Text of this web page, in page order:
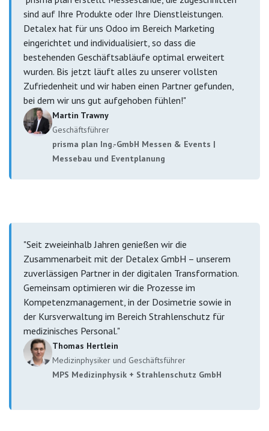
sind auf Ihre Produkte oder Ihre Dienstleistungen.
Detalex hat für uns Odoo im Bereich Marketing
eingerichtet und individualisiert, so dass die
bestehenden Geschäftsabläufe optimal erweitert
wurden. Bis jetzt läuft alles zu unserer vollsten
Zufriedenheit und wir haben einen Partner gefunden,
bei dem wir uns gut aufgehoben fühlen!"
Martin Trawny
Geschäftsführer
prisma plan Ing.-GmbH Messen & Events |
Messebau und Eventplanung
"Seit zweieinhalb Jahren genießen wir die
Zusammenarbeit mit der Detalex GmbH – unserem
zuverlässigen Partner in der digitalen Transformation.
Gemeinsam optimieren wir die Prozesse im
Kompetenzmanagement, in der Dosimetrie sowie in
der Kursverwaltung im Bereich Strahlenschutz für
medizinisches Personal."
Thomas Hertlein
Medizinphysiker und Geschäftsführer
MPS Medizinphysik + Strahlenschutz GmbH